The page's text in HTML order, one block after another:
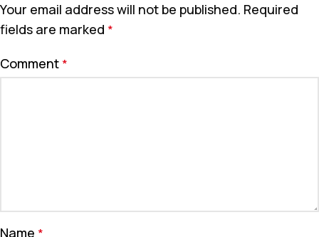
Your email address will not be published. Required
fields are marked *
Comment *
Name *